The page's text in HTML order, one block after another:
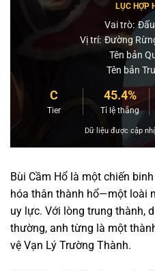
LỤC HỢP
Vai trò:
Vị trí: Đường
Tên bản
Tên bản
C
Tier
45.4%
Tỉ lệ thắng
Dữ liệu được cập
Bùi Cầm Hổ là một chiến
hóa thân thành hổ—một loài
uy lực. Với lòng trung thành,
thường, anh từng là một
vệ Vạn Lý Trường Thành.